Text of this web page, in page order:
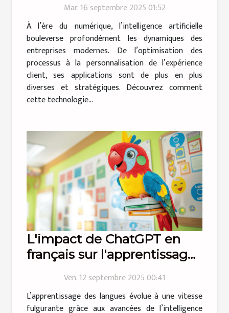
Mar. 16 septembre 2025 01:52
À l’ère du numérique, l’intelligence artificielle
bouleverse profondément les dynamiques des
entreprises modernes. De l’optimisation des
processus à la personnalisation de l’expérience
client, ses applications sont de plus en plus
diverses et stratégiques. Découvrez comment
cette technologie...
L'impact de ChatGPT en
français sur l'apprentissage
Ven. 12 septembre 2025 00:41
L’apprentissage des langues évolue à une vitesse
fulgurante grâce aux avancées de l’intelligence